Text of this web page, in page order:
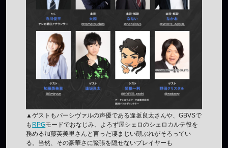
▲ゲストもパーシヴァルの声優である逢坂良太さんや、GBVSで
も RPGモードでおなじみ、よろず屋シェロのシェロカルテ役を
務める加藤英美里さんと言った凄まじい顔ぶれがそろってい
る。当然、その豪華さに緊張を隠せないプレイヤーも